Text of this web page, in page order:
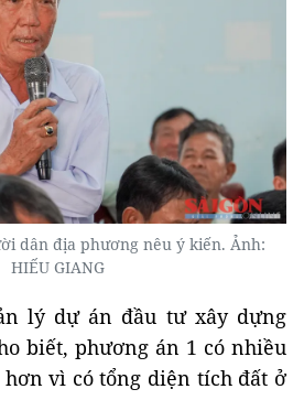
dân địa phương nêu ý kiến. Ảnh:
HIẾU GIANG
lý dự án đầu tư xây dựng
biết, phương án 1 có nhiều
vì có tổng diện tích đất ở